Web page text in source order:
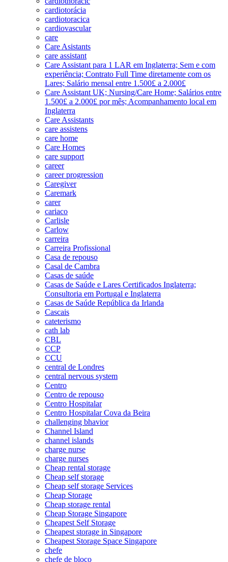
cardiotorácia
cardiotoracica
cardiovascular
care
Care Asistants
care assistant
Care Assistant para 1 LAR em Inglaterra; Sem e com
experiência; Contrato Full Time diretamente com os
Lares; Salário mensal entre 1.500£ a 2.000£
Care Assistant UK; Nursing/Care Home; Salários entre
1.500£ a 2.000£ por mês; Acompanhamento local em
Inglaterra
Care Assistants
care assistens
care home
Care Homes
care support
career
career progression
Caregiver
Caremark
carer
cariaco
Carlisle
Carlow
carreira
Carreira Profissional
Casa de repouso
Casal de Cambra
Casas de saúde
Casas de Saúde e Lares Certificados Inglaterra;
Consultoria em Portugal e Inglaterra
Casas de Saúde República da Irlanda
Cascais
cateterismo
cath lab
CBL
CCP
CCU
central de Londres
central nervous system
Centro
Centro de repouso
Centro Hospitalar
Centro Hospitalar Cova da Beira
challenging bhavior
Channel Island
channel islands
charge nurse
charge nurses
Cheap rental storage
Cheap self storage
Cheap self storage Services
Cheap Storage
Cheap storage rental
Cheap Storage Singapore
Cheapest Self Storage
Cheapest storage in Singapore
Cheapest Storage Space Singapore
chefe
chefe de bloco